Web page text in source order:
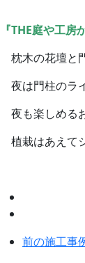
『THE庭や工房
枕木の花壇と
夜は門柱のラ
夜も楽しめる
植栽はあえて
前の施工事